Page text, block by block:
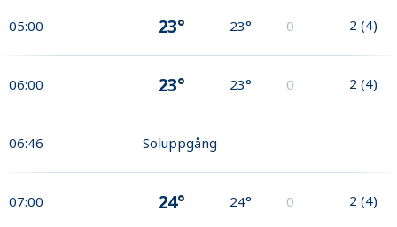
05:00 23° 23° 0 2 (4)
06:00 23° 23° 0 2 (4)
06:46 Soluppgång
07:00 24° 24° 0 2 (4)